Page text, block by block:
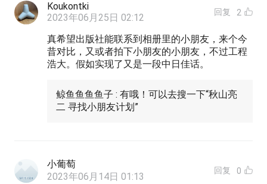
Koukontki
2023年06月25日 02:12
回复 2
真希望出版社能联系到相册里的小朋友，来个今
昔对比，又或者拍下小朋友的小朋友，不过工程
浩大。假如实现了又是一段中日佳话。
鲸鱼鱼鱼鱼子 : 有哦！可以去搜一下“秋山亮
二 寻找小朋友计划”
小葡萄
2023年06月14日 01:13
回复 0